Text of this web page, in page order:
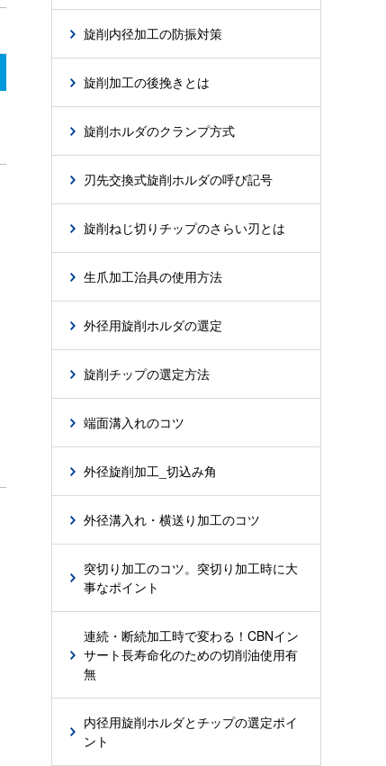
旋削内径加工の防振対策
旋削加工の後挽きとは
旋削ホルダのクランプ方式
刃先交換式旋削ホルダの呼び記号
旋削ねじ切りチップのさらい刃とは
生爪加工治具の使用方法
外径用旋削ホルダの選定
旋削チップの選定方法
端面溝入れのコツ
外径旋削加工_切込み角
外径溝入れ・横送り加工のコツ
突切り加工のコツ。突切り加工時に大
事なポイント
連続・断続加工時で変わる！CBNイン
サート長寿命化のための切削油使用有
無
内径用旋削ホルダとチップの選定ポイ
ント